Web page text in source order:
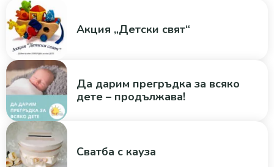
Акция „Детски свят“
Да дарим прегръдка за всяко
дете – продължава!
Сватба с кауза